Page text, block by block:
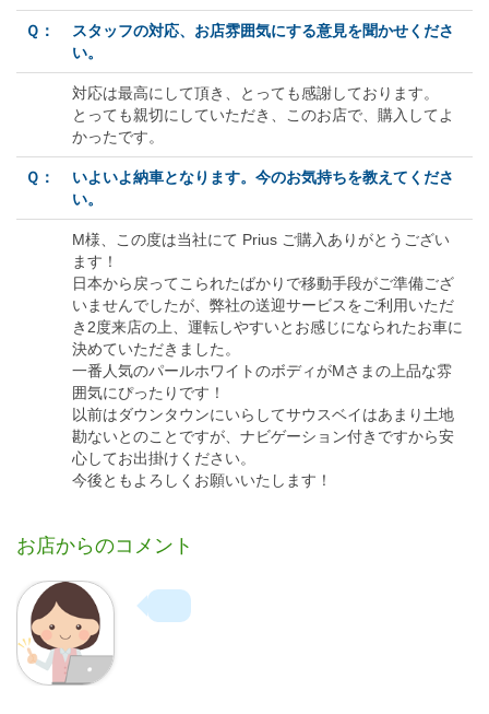
Ｑ：
スタッフの対応、お店雰囲気にする意見を聞かせくださ
い。
対応は最高にして頂き、とっても感謝しております。
とっても親切にしていただき、このお店で、購入してよ
かったです。
Ｑ：
いよいよ納車となります。今のお気持ちを教えてくださ
い。
M様、この度は当社にて Prius ご購入ありがとうござい
ます！
日本から戻ってこられたばかりで移動手段がご準備ござ
いませんでしたが、弊社の送迎サービスをご利用いただ
き2度来店の上、運転しやすいとお感じになられたお車に
決めていただきました。
一番人気のパールホワイトのボディがMさまの上品な雰
囲気にぴったりです！
以前はダウンタウンにいらしてサウスベイはあまり土地
勘ないとのことですが、ナビゲーション付きですから安
心してお出掛けください。
今後ともよろしくお願いいたします！
お店からのコメント